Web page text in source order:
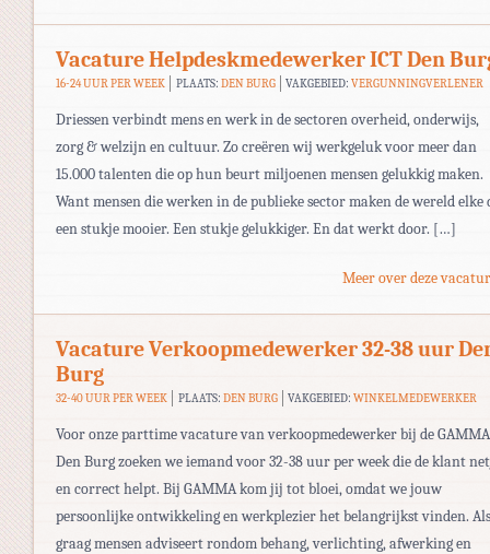
Vacature Helpdeskmedewerker ICT Den
16-24 UUR PER WEEK PLAATS: DEN BURG VAKGEBIED:VERGUNNINGVERLENER
Driessen verbindt mens en werk in de sectoren overheid, onderwijs,
zorg & welzijn en cultuur. Zo creëren wij werkgeluk voor meer dan
15.000 talenten die op hun beurt miljoenen mensen gelukkig maken.
Want mensen die werken in de publieke sector maken de wereld elke
een stukje mooier. Een stukje gelukkiger. En dat werkt door. […]
Meer over deze
Vacature Verkoopmedewerker 32-38 uur
Burg
32-40 UUR PER WEEK PLAATS: DEN BURG VAKGEBIED:WINKELMEDEWERKER
Voor onze parttime vacature van verkoopmedewerker bij de
Den Burg zoeken we iemand voor 32-38 uur per week die de klant
en correct helpt. Bij GAMMA kom jij tot bloei, omdat we jouw
persoonlijke ontwikkeling en werkplezier het belangrijkst vinden.
graag mensen adviseert rondom behang, verlichting, afwerking en